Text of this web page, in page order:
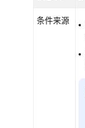
条件来源